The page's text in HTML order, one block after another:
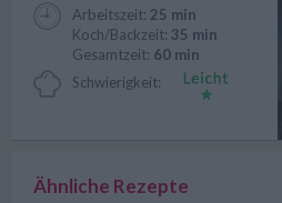
Arbeitszeit: 25 min
Koch/Backzeit: 35 min
Gesamtzeit: 60 min
Schwierigkeit:
Ähnliche Rezepte